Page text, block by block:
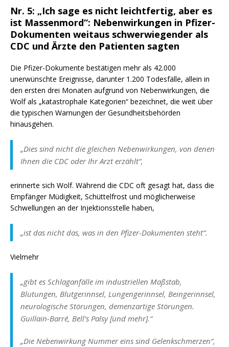
Nr. 5: „Ich sage es nicht leichtfertig, aber es
ist Massenmord“: Nebenwirkungen in Pfizer-
Dokumenten weitaus schwerwiegender als
CDC und Ärzte den Patienten sagten
Die Pfizer-Dokumente bestätigen mehr als 42.000
unerwünschte Ereignisse, darunter 1.200 Todesfälle, allein in
den ersten drei Monaten aufgrund von Nebenwirkungen, die
Wolf als „katastrophale Kategorien“ bezeichnet, die weit über
die typischen Warnungen der Gesundheitsbehörden
hinausgehen.
„Dies sind nicht die gleichen Nebenwirkungen, von denen
Ihnen die CDC oder Ihr Arzt erzählt“,
erinnerte sich Wolf. Während die CDC oft gesagt hat, dass die
Empfänger Müdigkeit, Schüttelfrost und möglicherweise
Schwellungen an der Injektionsstelle haben,
„ist das nicht das, was in den Pfizer-Dokumenten steht“.
Vielmehr
„gibt es Schlaganfälle im industriellen Maßstab,
Blutungen, Blutgerinnsel, Lungengerinnsel, Beingerinnsel,
neurologische Störungen, demenzartige Störungen.
Guillain-Barré, Bell’s Palsy [und mehr].“
„Die Nebenwirkung Nummer eins sind Gelenkschmerzen“,